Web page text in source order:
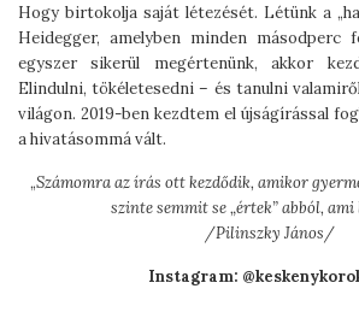
Hogy birtokolja saját létezését. Létünk a
Heidegger, amelyben minden másodperc
egyszer sikerül megértenünk, akkor
Elindulni, tökéletesedni – és tanulni
világon. 2019-ben kezdtem el újságírással
a hivatásommá vált.
„Számomra az írás ott kezdődik, amikor
szinte semmit se „értek” abból, ami
/Pilinszky János/
Instagram: